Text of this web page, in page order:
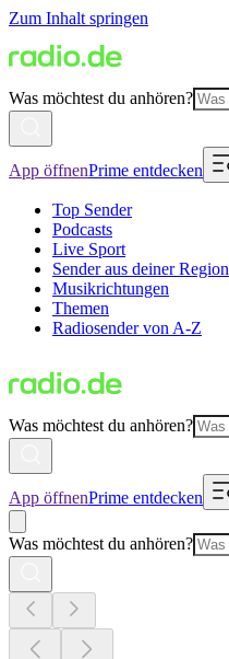
Zum Inhalt springen
Was möchtest du anhören?
App öffnenPrime entdecken
Top Sender
Podcasts
Live Sport
Sender aus deiner Region
Musikrichtungen
Themen
Radiosender von A-Z
Was möchtest du anhören?
App öffnenPrime entdecken
Was möchtest du anhören?